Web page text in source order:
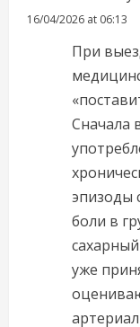
d
16/04/2026 at 06:13
При
Сначала
эпизоды
боли в
уже